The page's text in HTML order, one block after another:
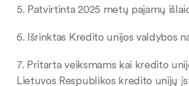
5. Patvirtinta 2025 metų pajamų
6. Išrinktas Kredito unijos valdybos
7. Pritarta veiksmams kai kredito
Lietuvos Respublikos kredito unijų